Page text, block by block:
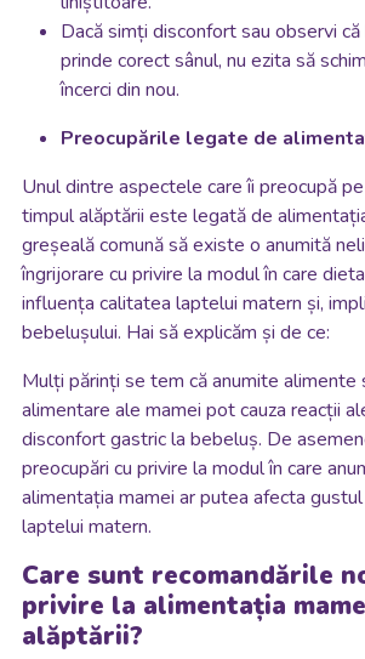
Dacă simți disconfort sau observi
prinde corect sânul, nu ezita să
încerci din nou.
Preocupările legate de
Unul dintre aspectele care îi preocupă
timpul alăptării este legată de
greșeală comună să existe o anumită
îngrijorare cu privire la modul în care
influența calitatea laptelui matern și,
bebelușului. Hai să explicăm și de ce:
Mulți părinți se tem că anumite alimente
alimentare ale mamei pot cauza reacții
disconfort gastric la bebeluș. De
preocupări cu privire la modul în care
alimentația mamei ar putea afecta
laptelui matern.
Care sunt recomandările
privire la alimentația
alăptării?